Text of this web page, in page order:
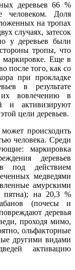
деревьев 66 %
человеком. Доля
на тропах
случаях, затесок
у деревьев были
тропы, что
маркировке. Еще в
после того, как со
при прокладке
в результате
их вовлечению в
и активизируют
цели деревьев.
происходить
человека. Среди
маркировка
деревьев
под действием
медведями
амурскими
пятна); на 20,3 %
(почесы и
деревья
проходя мимо,
ольфакторные
другими видами
активацию